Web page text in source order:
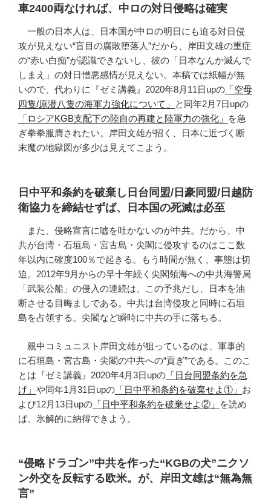
車2400両なければ、中ロの対日侵略は確実
一般の日本人は、日本国が中ロの明日にも迫る対日侵
攻が見えない“盲目の腐敗堕落人”だから、岸田文雄の重症
の“赤い白痴”が認識できないし、彼の「日本なんか滅んで
しまえ」の対日憎悪感情が見えない。本稿では紙幅が無
いので、代わりに『ゼミ講義』2020年8月11日upの 「空母
四隻/原潜八隻の海軍力強化について」
と同年2月7日upの
「ロシアKGB支配下の陸自の再建と陸軍力の強化」
を急
ぎ拳拳服膺されたい。岸田文雄が招く、日本に近づく断
末魔の地獄図が多少は見えてこよう。
日中平和条約を破棄し日台同盟/日豪同盟/日越防
衛協力を締結せずば、日本国の死滅は必至
また、侵略宣言に嘘を吐かないのが中共。だから、中
共が台湾・石垣島・宮古島・尖閣に侵攻するのはここ数
年以内に確度100％で起きる。もう時間が無く、事態は切
迫。2012年9月からの早十年続く尖閣領海への中共海警局
「武装公船」の侵入の連続は、この予兆だし、日本を油
断させる目晦ましである。中共は台湾侵攻と同時に石垣
島を占領する。尖閣など瞬時に中共の手に落ちる。
親中コミュニスト岸田文雄が狙っているのは、軍事的
に石垣島・宮古島・尖閣の中共への“貢ぎ”である。このこ
とは『ゼミ講義』2020年4月3日upの 「日台同盟条約を急
げ」 や同年1月31日upの 「日中平和条約を破棄せよ①」 お
よび12月13日upの 「日中平和条約を破棄せよ②」
を読め
ば、氷解的に納得できよう。
“侵略ドラゴン”中共を作った“KGBの犬”ニクソ
ン外交を反転する欧米。が、岸田文雄は“無為無
言”